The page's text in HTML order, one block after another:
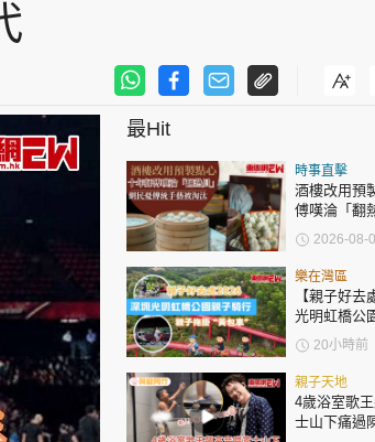
明
責
玲玲
兄
娛樂名人
文化藝術
時政財經
健康生活
飲食旅遊
最Hit
時事直擊
酒樓改用預製點
傅嘆淪「翻
傳統手藝被
2026-08-
樂在灣區
【親子好去
光明虹橋公
「電助力黃
環湖
20小時前
親子天地
4歲浴室歌
士山下痛過